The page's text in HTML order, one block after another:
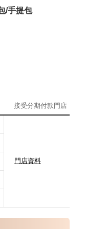
/手提包
接受分期付款門店
門店資料